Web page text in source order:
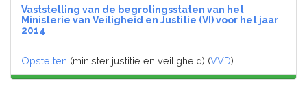
Vaststelling van de begrotingsstaten van het
Ministerie van Veiligheid en Justitie (VI) voor het jaar
2014
Opstelten (minister justitie en veiligheid) (VVD)